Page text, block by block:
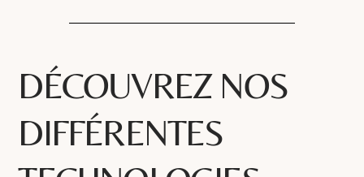
DÉCOUVREZ NOS
DIFFÉRENTES